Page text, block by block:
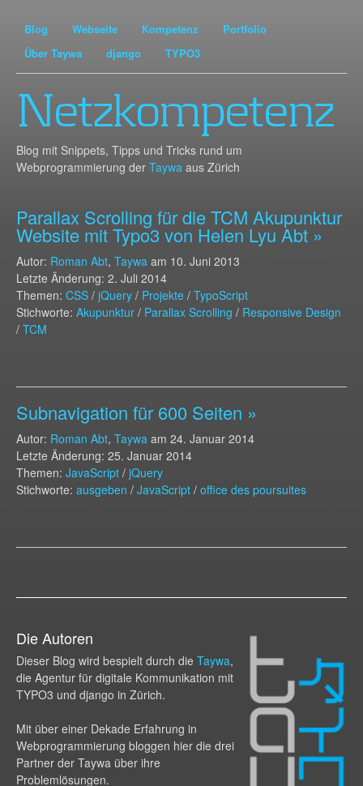
Blog Webseite Kompetenz
Portfolio
Über Taywa
django TYPO3
Netzkompetenz
Blog mit Snippets, Tipps und Tricks rund um
Webprogrammierung der Taywa aus Zürich
Parallax Scrolling für die TCM Akupunktur
Website mit Typo3 von Helen Lyu Abt »
Autor: Roman Abt, Taywa am 10. Juni 2013
Letzte Änderung: 2. Juli 2014
Themen: CSS / jQuery / Projekte / TypoScript
Stichworte: Akupunktur / Parallax Scrolling / Responsive Design
/ TCM
Subnavigation für 600 Seiten »
Autor: Roman Abt, Taywa am 24. Januar 2014
Letzte Änderung: 25. Januar 2014
Themen: JavaScript / jQuery
Stichworte: ausgeben / JavaScript / office des poursuites
Die Autoren
Dieser Blog wird bespielt durch die Taywa,
die Agentur für digitale Kommunikation mit
TYPO3 und django in Zürich.
Mit über einer Dekade Erfahrung in
Webprogram­mierung bloggen hier die drei
Partner der Taywa über ihre
Problemlösungen.